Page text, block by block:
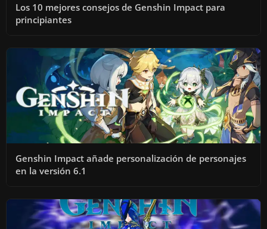
Los 10 mejores consejos de Genshin Impact para
principiantes
Genshin Impact añade personalización de personajes
en la versión 6.1